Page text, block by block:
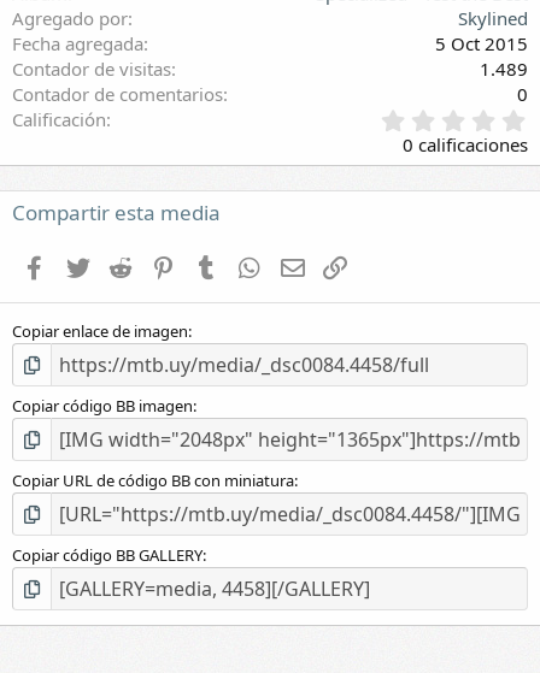
Agregado por
Skylined
Fecha agregada
5 Oct 2015
Contador de visitas
1.489
Contador de comentarios
0
Calificación
,
0
0
(
)
0 calificaciones
Compartir esta media
Facebook
Twitter Reddit PinterestTumblr WhatsApp
E-mail
Copiar enlace de imagen
Copiar código BB imagen
Copiar URL de código BB con miniatura
Copiar código BB GALLERY